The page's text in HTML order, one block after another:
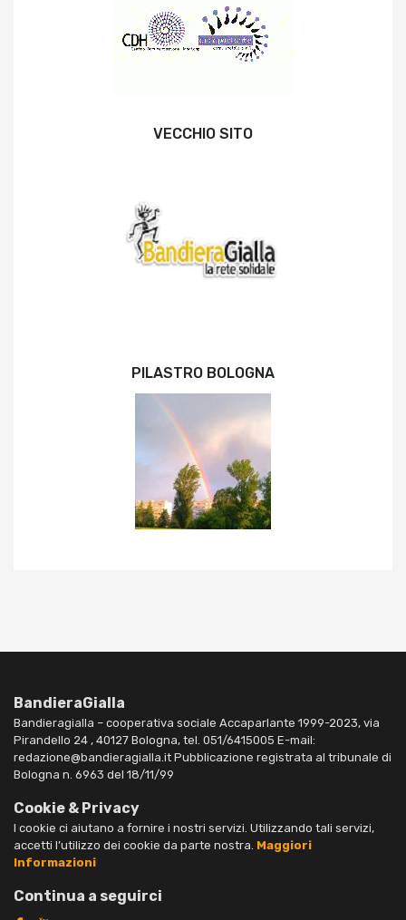
VECCHIO SITO
PILASTRO BOLOGNA
BandieraGialla
Bandieragialla – cooperativa sociale Accaparlante 1999-2023, via
Pirandello 24 , 40127 Bologna, tel. 051/6415005 E-mail:
redazione@bandieragialla.it Pubblicazione registrata al tribunale di
Bologna n. 6963 del 18/11/99
Cookie & Privacy
I cookie ci aiutano a fornire i nostri servizi. Utilizzando tali servizi,
accetti l’utilizzo dei cookie da parte nostra. Maggiori
Informazioni
Continua a seguirci